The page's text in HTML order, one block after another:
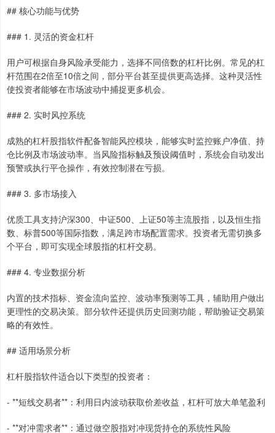
## 核心功能与优势
### 1. 灵活的资金杠杆
用户可根据自身风险承受能力，选择不同倍数的杠杆比例。常见的杠
杆范围在2倍至10倍之间，部分平台甚至提供更高选择。这种灵活性
使投资者能够在市场波动中捕捉更多机会。
### 2. 实时风控系统
成熟的杠杆股指软件配备智能风控模块，能够实时监控账户净值、持
仓比例及市场波动率。当风险指标触及预设阈值时，系统会自动发出
预警或执行平仓操作，有效控制潜在亏损。
### 3. 多市场接入
优质工具支持沪深300、中证500、上证50等主流股指，以及恒生指
数、标普500等国际指数，满足跨市场配置需求。投资者无需切换多
个平台，即可实现全球股指的杠杆交易。
### 4. 专业数据分析
内置的技术指标、资金流向监控、波动率预测等工具，辅助用户做出
更理性的交易决策。部分软件还提供历史回测功能，帮助验证交易策
略的有效性。
## 适用场景分析
杠杆股指软件适合以下类型的投资者：
- **短线交易者**：利用日内波动获取价差收益，杠杆可放大单笔盈利
- **对冲需求者**：通过做空股指对冲现货持仓的系统性风险